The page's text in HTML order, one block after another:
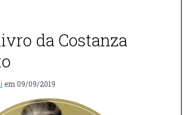
da Costanza
em 09/09/2019